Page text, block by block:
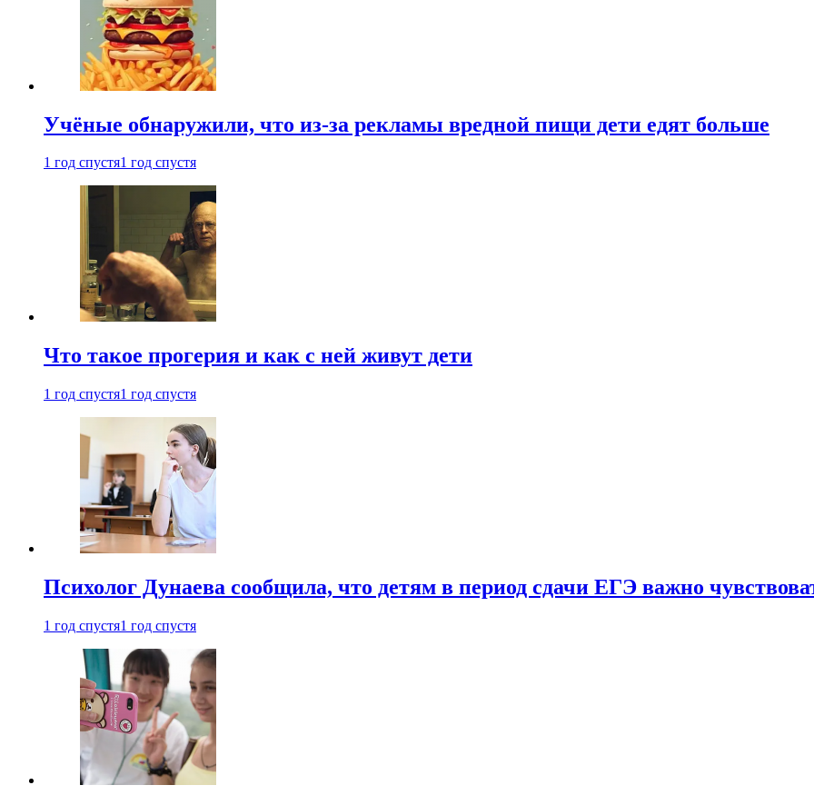
Учёные обнаружили, что из-за рекламы вредной пищи дети едят больше
1 год спустя1 год спустя
Что такое прогерия и как с ней живут дети
1 год спустя1 год спустя
Психолог Дунаева сообщила, что детям в период сдачи ЕГЭ важно
1 год спустя1 год спустя